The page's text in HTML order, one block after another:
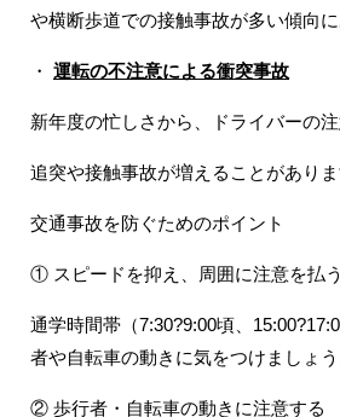
や横断歩道での接触事故が多い傾向に
・ 運転の不注意による衝突事故
新年度の忙しさから、ドライバーの注
追突や接触事故が増えることがありま
交通事故を防ぐためのポイント
① スピードを抑え、周囲に注意を払う
通学時間帯（7:30?9:00頃、
者や自転車の動きに気をつけましょう
② 歩行者・自転車の動きに注意する